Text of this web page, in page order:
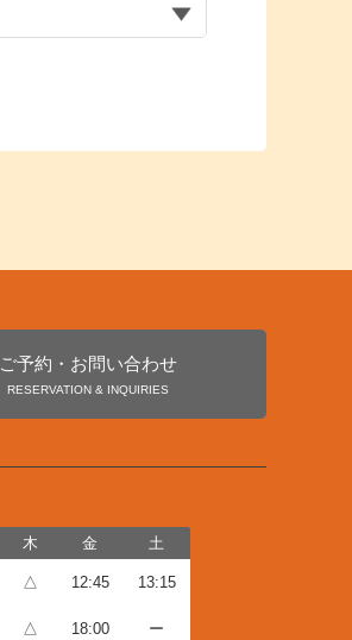
ご予約・お問い合わせ
RESERVATION & INQUIRIES
木 金 土
△ 12:45 13:15
△ 18:00 ー